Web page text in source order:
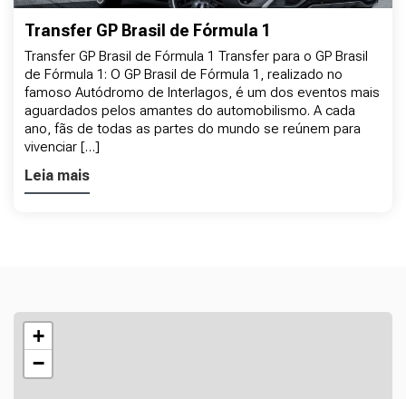
Transfer GP Brasil de Fórmula 1
Transfer GP Brasil de Fórmula 1 Transfer para o GP Brasil
de Fórmula 1: O GP Brasil de Fórmula 1, realizado no
famoso Autódromo de Interlagos, é um dos eventos mais
aguardados pelos amantes do automobilismo. A cada
ano, fãs de todas as partes do mundo se reúnem para
vivenciar […]
Leia mais
+
−